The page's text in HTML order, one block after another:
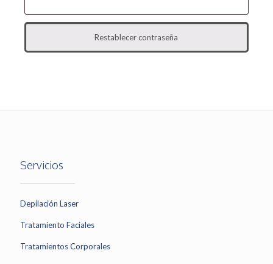
Restablecer contraseña
Servicios
Depilación Laser
Tratamiento Faciales
Tratamientos Corporales